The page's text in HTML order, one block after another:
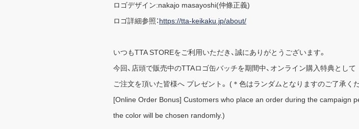
ロゴデザイン:nakajo masayoshi(仲條正義)
ロゴ詳細参照：https://tta-keikaku.jp/about/
いつもTTA STOREをご利用いただき、誠にありがとうございます。
今回、店頭で販売中のTTAロゴ缶バッチを期間中、オンライン購入特典として
ご注文を頂いた皆様へ プレゼント。 (＊色はランダムとなりますのご了承く
[Online Order Bonus] Customers who place an order during the campaign
the color will be chosen randomly.)